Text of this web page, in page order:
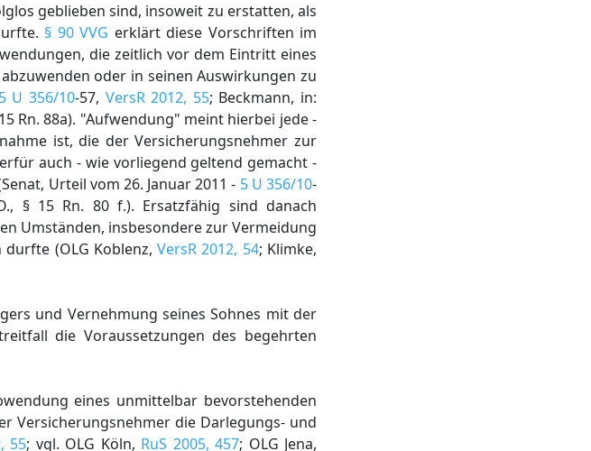
geblieben sind, insoweit zu erstatten, als
§ 90 VVG erklärt diese Vorschriften im
die zeitlich vor dem Eintritt eines
oder in seinen Auswirkungen zu
5 U 356/10-57, VersR 2012, 55; Beckmann, in:
Rn. 88a). "Aufwendung" meint hierbei jede -
ist, die der Versicherungsnehmer zur
auch - wie vorliegend geltend gemacht -
Urteil vom 26. Januar 2011 - 5 U 356/10-
§ 15 Rn. 80 f.). Ersatzfähig sind danach
Umständen, insbesondere zur Vermeidung
(OLG Koblenz,VersR 2012, 54; Klimke,
und Vernehmung seines Sohnes mit der
die Voraussetzungen des begehrten
eines unmittelbar bevorstehenden
Versicherungsnehmer die Darlegungs- und
55; vgl. OLG Köln, RuS 2005, 457; OLG Jena,